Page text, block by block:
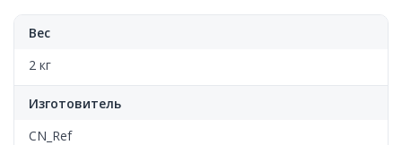
Phaser-
3615DN,
Ref
Вес
2 кг
Изготовитель
CN_Ref